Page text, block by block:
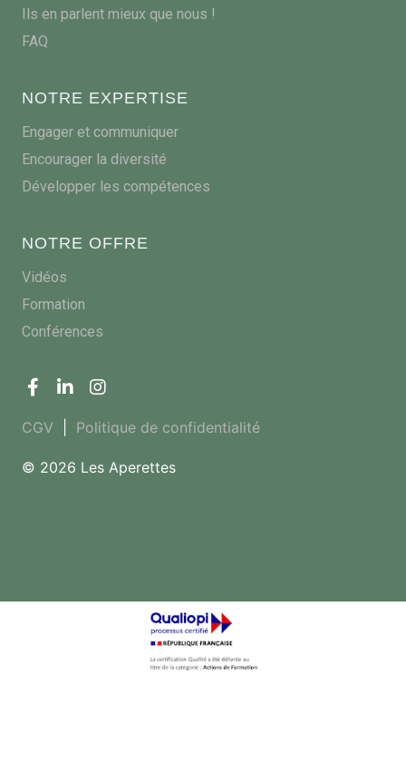
Ils en parlent mieux que nous !
FAQ
NOTRE EXPERTISE
Engager et communiquer
Encourager la diversité
Développer les compétences
NOTRE OFFRE
Vidéos
Formation
Conférences
CGV Politique de confidentialité
© 2026 Les Aperettes